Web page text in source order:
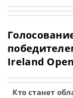
Ireland
Кто станет